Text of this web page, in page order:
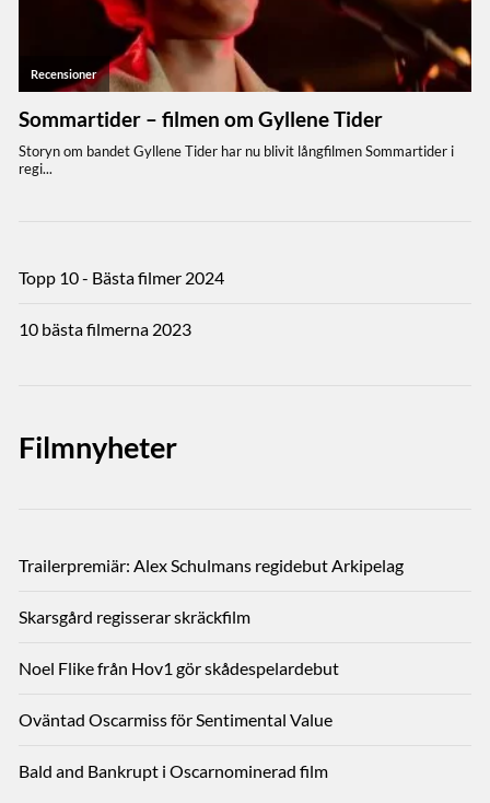
Topp 10 - Bästa filmer 2024
10 bästa filmerna 2023
Filmnyheter
Trailerpremiär: Alex Schulmans regidebut Arkipelag
Skarsgård regisserar skräckfilm
Noel Flike från Hov1 gör skådespelardebut
Oväntad Oscarmiss för Sentimental Value
Bald and Bankrupt i Oscarnominerad film